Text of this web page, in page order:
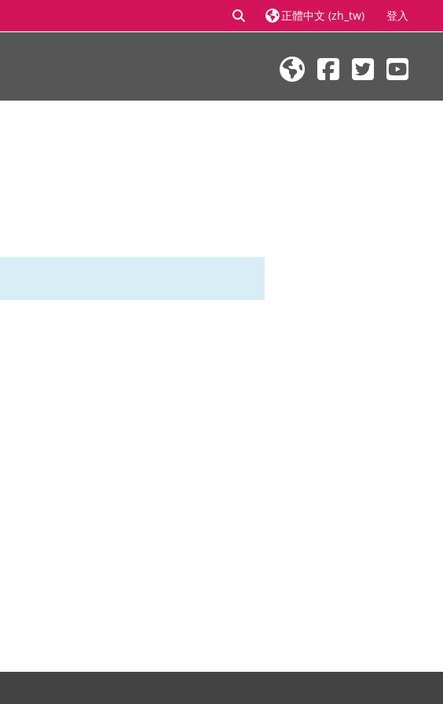
切換搜尋輸入框
正體中文 ‎(zh_tw)‎ 登入